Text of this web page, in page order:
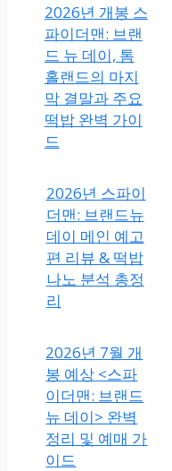
2026년 개봉 스
파이더맨: 브랜
드 뉴 데이, 톰
홀랜드의 마지
막 결말과 주요
떡밥 완벽 가이
드
2026년 스파이
더맨: 브랜드뉴
데이 메인 예고
편 리뷰 & 떡밥
나노 분석 총정
리
2026년 7월 개
봉 예상 <스파
이더맨: 브랜드
뉴 데이> 완벽
정리 및 예매 가
이드